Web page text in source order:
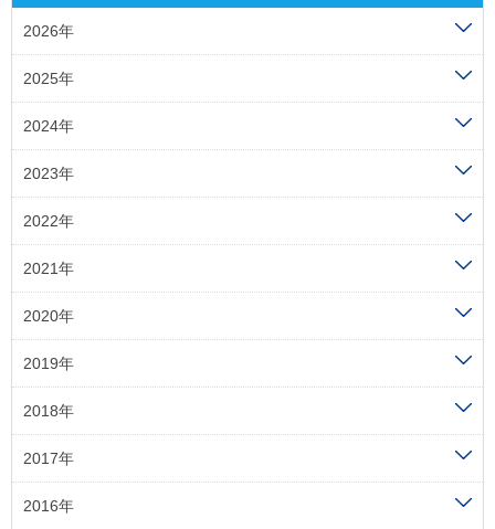
2026年
2025年
2024年
2023年
2022年
2021年
2020年
2019年
2018年
2017年
2016年